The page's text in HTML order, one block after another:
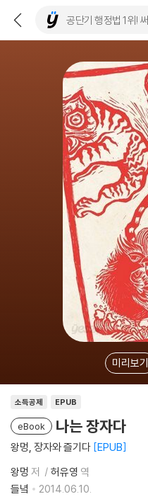
미리보기
소득공제 EPUB
eBook 나는 장자다
왕멍, 장자와 즐기다 EPUB
왕멍 저 허유영 역
들녘
2014.06.10.